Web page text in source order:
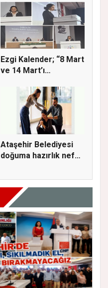
Ezgi Kalender; “8 Mart
ve 14 Mart’ı
Ataşehir Belediyesi
doğuma hazırlık nefes